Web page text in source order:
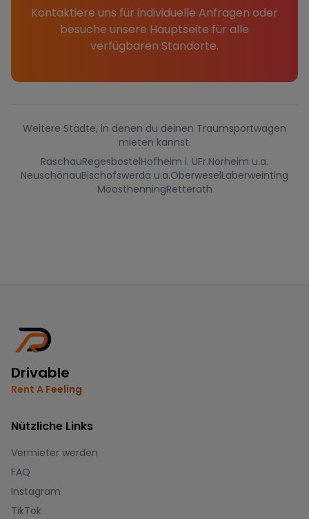
Kontaktiere uns für individuelle Anfragen oder
besuche unsere Hauptseite für alle
verfügbaren Standorte.
Weitere Städte, in denen du deinen Traumsportwagen
mieten kannst.
RaschauRegesbostelHofheim i. UFr.Norheim u.a.
NeuschönauBischofswerda u.a.OberweselLaberweinting
MoosthenningRetterath
Drivable
Rent A Feeling
Nützliche Links
Vermieter werden
FAQ
Instagram
TikTok